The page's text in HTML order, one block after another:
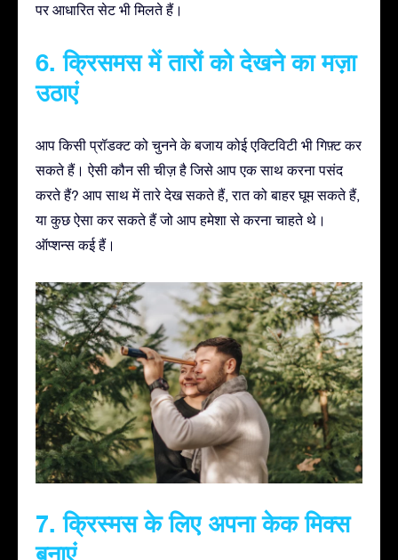
पर आधारित सेट भी मिलते हैं।
6. क्रिसमस में तारों को देखने का मज़ा
उठाएं
आप किसी प्रॉडक्ट को चुनने के बजाय कोई एक्टिविटी भी गिफ़्ट कर
सकते हैं। ऐसी कौन सी चीज़ है जिसे आप एक साथ करना पसंद
करते हैं? आप साथ में तारे देख सकते हैं, रात को बाहर घूम सकते हैं,
या कुछ ऐसा कर सकते हैं जो आप हमेशा से करना चाहते थे।
ऑप्शन्स कई हैं।
7. क्रिस्मस के लिए अपना केक मिक्स
बनाएं